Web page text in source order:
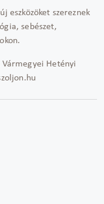
eszközöket szereznek
sebészet,
Vármegyei Hetényi